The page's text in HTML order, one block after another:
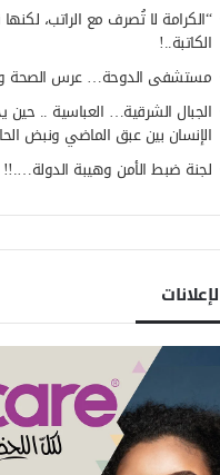
“الكرامة لا تُصرف مع الراتب،
الكاتبة..!
مستشفى الدوحة… عرس الصحة
الجبال الشرقية… العباسية .. حين
الإنسان بين عبق الماضي ونبض
لجنة ضبط الأمن وهيبة الدولة….!!